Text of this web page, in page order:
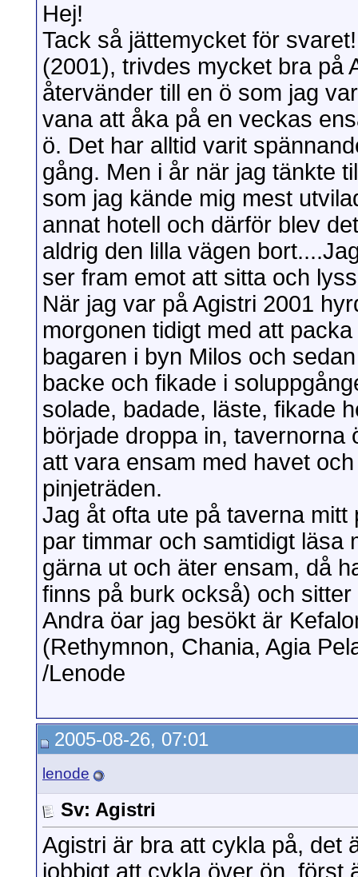
Hej!
Tack så jättemycket för
(2001), trivdes mycket bra på
återvänder till en ö som jag
vana att åka på en veckas
ö. Det har alltid varit
gång. Men i år när jag tänkte
som jag kände mig mest
annat hotell och därför blev
aldrig den lilla vägen
ser fram emot att sitta och
När jag var på Agistri 2001
morgonen tidigt med att
bagaren i byn Milos och
backe och fikade i
solade, badade, läste, fikade
började droppa in,
att vara ensam med havet
pinjeträden.
Jag åt ofta ute på taverna
par timmar och samtidigt läsa
gärna ut och äter ensam, då
finns på burk också) och
Andra öar jag besökt är
(Rethymnon, Chania, Agia
/Lenode
2005-08-26, 07:01
lenode
Sv: Agistri
Agistri är bra att cykla på, det
jobbigt att cykla över ön, först